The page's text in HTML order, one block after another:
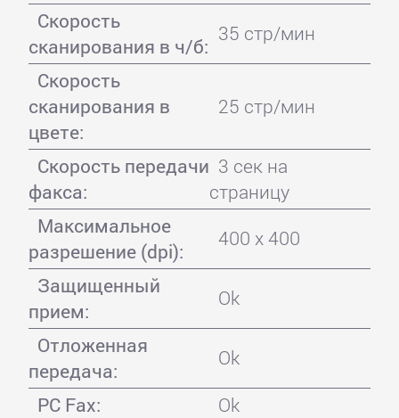
Скорость
сканирования в ч/б:
35 стр/мин
Скорость
сканирования в
цвете:
25 стр/мин
Скорость передачи
факса:
3 сек на
страницу
Максимальное
разрешение (dpi):
400 x 400
Защищенный
прием:
Ok
Отложенная
передача:
Ok
PC Fax:
Ok